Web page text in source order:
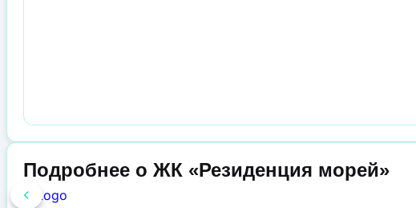
Подробнее о ЖК «Резиденция морей»